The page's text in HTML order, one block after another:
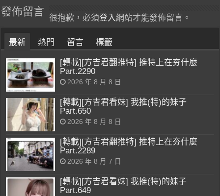
發佈留言
很抱歉，必須登入 網站才能發佈留言。
最新 熱門 留言 標籤
[轉載][方吉君翻推特] 推特上在夯什麼
Part.2290
2026 年 8 月 8 日
[轉載][方吉君看妹] 我推(特)的妹子
Part.650
2026 年 8 月 8 日
[轉載][方吉君翻推特] 推特上在夯什麼
Part.2289
2026 年 8 月 7 日
[轉載][方吉君看妹] 我推(特)的妹子
Part.649